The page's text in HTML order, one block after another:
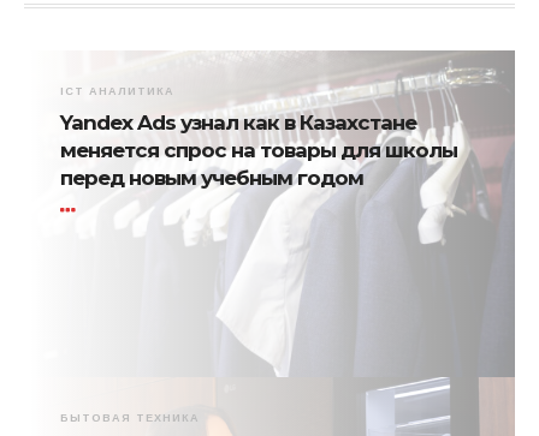
ICT АНАЛИТИКА
Yandex Ads узнал как в Казахстане
меняется спрос на товары для школы
перед новым учебным годом
БЫТОВАЯ ТЕХНИКА